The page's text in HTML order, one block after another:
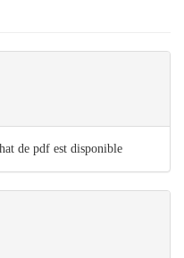
de pdf est disponible